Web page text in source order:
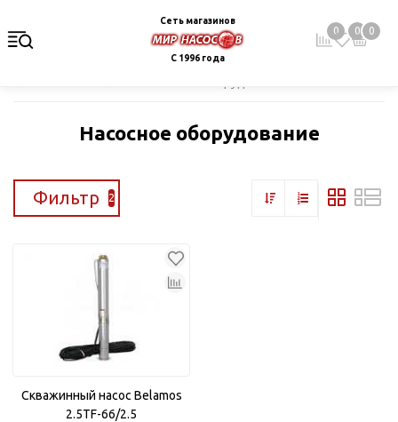
Сеть магазинов
С 1996 года
0 0 0
Насосное оборудование
Фильтр 2
Скважинный насос Belamos
2.5TF-66/2.5